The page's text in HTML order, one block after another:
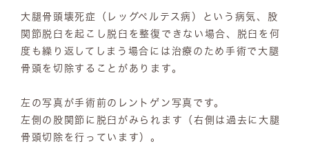
大腿骨頭壊死症（レッグペルテス病）という病気、股
関節脱臼を起こし脱臼を整復できない場合、脱臼を何
度も繰り返してしまう場合には治療のため手術で大腿
骨頭を切除することがあります。
左の写真が手術前のレントゲン写真です。
左側の股関節に脱臼がみられます（右側は過去に大腿
骨頭切除を行っています）。